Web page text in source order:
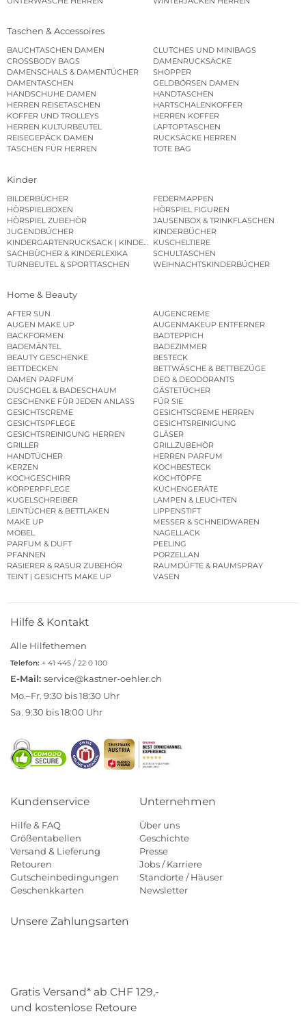
Taschen & Accessoires
BAUCHTASCHEN DAMEN
CLUTCHES UND MINIBAGS
CROSSBODY BAGS
DAMENRUCKSÄCKE
DAMENSCHALS & DAMENTÜCHER
SHOPPER
DAMENTASCHEN
GELDBÖRSEN DAMEN
HANDSCHUHE DAMEN
HANDTASCHEN
HERREN REISETASCHEN
HARTSCHALENKOFFER
KOFFER UND TROLLEYS
HERREN KOFFER
HERREN KULTURBEUTEL
LAPTOPTASCHEN
REISEGEPÄCK DAMEN
RUCKSÄCKE HERREN
TASCHEN FÜR HERREN
TOTE BAG
Kinder
BILDERBÜCHER
FEDERMAPPEN
HÖRSPIELBOXEN
HÖRSPIEL FIGUREN
HÖRSPIEL ZUBEHÖR
JAUSENBOX & TRINKFLASCHEN
JUGENDBÜCHER
KINDERBÜCHER
KINDERGARTENRUCKSACK | KINDERGARTENBEUTEL
KUSCHELTIERE
SACHBÜCHER & KINDERLEXIKA
SCHULTASCHEN
TURNBEUTEL & SPORTTASCHEN
WEIHNACHTSKINDERBÜCHER
Home & Beauty
AFTER SUN
AUGENCREME
AUGEN MAKE UP
AUGENMAKEUP ENTFERNER
BACKFORMEN
BADTEPPICH
BADEMÄNTEL
BADEZIMMER
BEAUTY GESCHENKE
BESTECK
BETTDECKEN
BETTWÄSCHE & BETTBEZÜGE
DAMEN PARFUM
DEO & DEODORANTS
DUSCHGEL & BADESCHAUM
GÄSTETÜCHER
GESCHENKE FÜR JEDEN ANLASS
FÜR SIE
GESICHTSCREME
GESICHTSCREME HERREN
GESICHTSPFLEGE
GESICHTSREINIGUNG
GESICHTSREINIGUNG HERREN
GLÄSER
GRILLER
GRILLZUBEHÖR
HANDTÜCHER
HERREN PARFUM
KERZEN
KOCHBESTECK
KOCHGESCHIRR
KOCHTÖPFE
KÖRPERPFLEGE
KÜCHENGERÄTE
KUGELSCHREIBER
LAMPEN & LEUCHTEN
LEINTÜCHER & BETTLAKEN
LIPPENSTIFT
MAKE UP
MESSER & SCHNEIDWAREN
MÖBEL
NAGELLACK
PARFUM & DUFT
PEELING
PFANNEN
PORZELLAN
RASIERER & RASUR ZUBEHÖR
RAUMDÜFTE & RAUMSPRAY
TEINT | GESICHTS MAKE UP
VASEN
Hilfe & Kontakt
Alle Hilfethemen
Telefon: + 41 445 / 22 0 100
E-Mail: service@kastner-oehler.ch
Mo.–Fr. 9:30 bis 18:30 Uhr
Sa. 9:30 bis 18:00 Uhr
Kundenservice
Hilfe & FAQ
Größentabellen
Versand & Lieferung
Retouren
Gutscheinbedingungen
Geschenkkarten
Unternehmen
Über uns
Geschichte
Presse
Jobs / Karriere
Standorte / Häuser
Newsletter
Unsere Zahlungsarten
Gratis Versand* ab CHF 129,-
und kostenlose Retoure